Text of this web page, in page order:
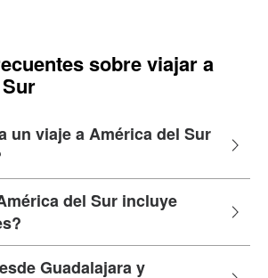
sobre viajar a
un viaje a América del Sur
del Sur incluye
Guadalajara y